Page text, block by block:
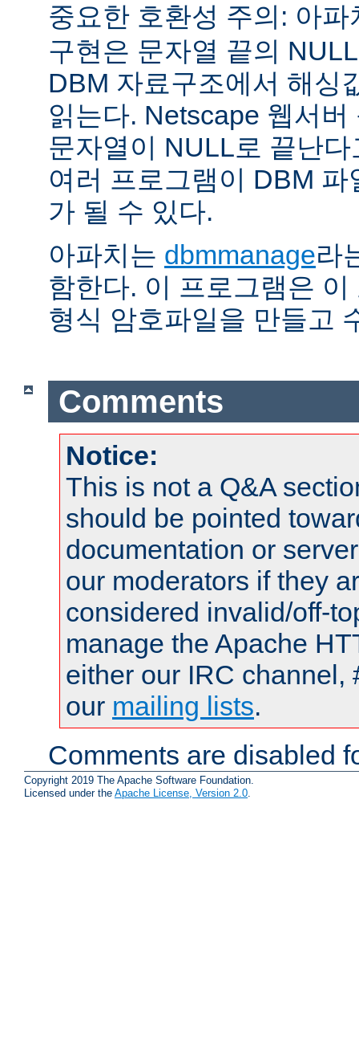
중요한 호환성 주의: 아
구현은 문자열 끝의
DBM 자료구조에서 해싱
읽는다. Netscape 웹서
문자열이 NULL로 끝난
여러 프로그램이 DBM
가 될 수 있다.
아파치는 dbmmanage라
함한다. 이 프로그램은
형식 암호파일을 만들고
Comments
Notice:
This is not a Q&A
should be pointed
documentation or
our moderators if they
considered invalid/off-
manage the Apache
either our IRC channel,
our mailing lists.
Comments are disabled
Copyright 2019 The Apache Software Foundation.
Licensed under the Apache License, Version 2.0.